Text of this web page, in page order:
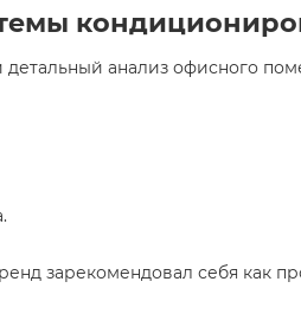
анализ офисного
зарекомендовал себя как